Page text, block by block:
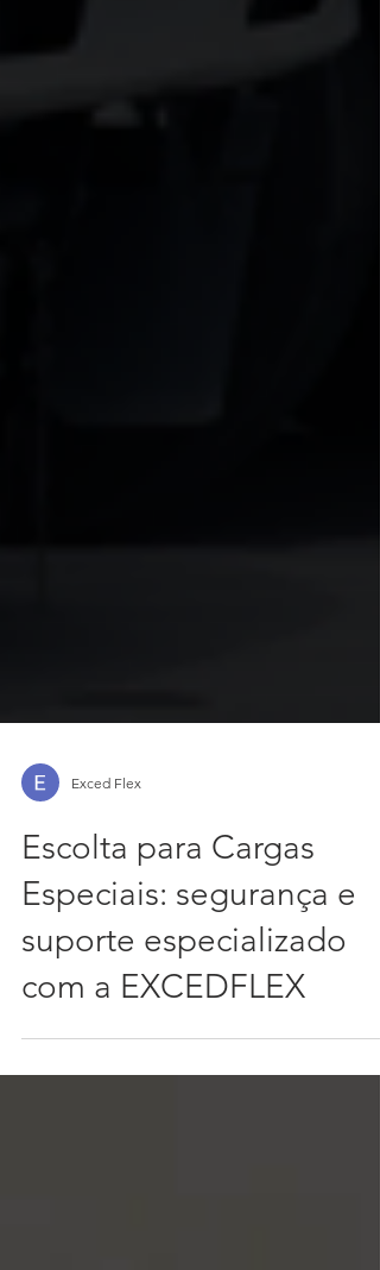
Escolta para Cargas
Especiais: segurança e
suporte especializado